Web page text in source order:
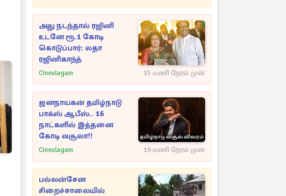
அது நடந்தால் ரஜினி
உடனே ரூ.1 கோடி
கொடுப்பார்: லதா
ரஜினிகாந்த்
Cineulagam 15 மணி நேரம் முன்
ஜனநாயகன் தமிழ்நாடு
பாக்ஸ் ஆபீஸ்.. 16
நாட்களில் இத்தனை
கோடி வசூலா!!
Cineulagam 19 மணி நேரம் முன்
பல்லன்சேன
சிறைச்சாலையில்